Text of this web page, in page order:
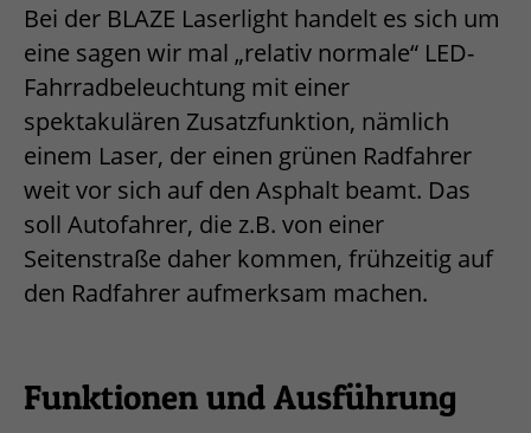
Bei der BLAZE Laserlight handelt es sich um
eine sagen wir mal „relativ normale“ LED-
Fahrradbeleuchtung mit einer
spektakulären Zusatzfunktion, nämlich
einem Laser, der einen grünen Radfahrer
weit vor sich auf den Asphalt beamt. Das
soll Autofahrer, die z.B. von einer
Seitenstraße daher kommen, frühzeitig auf
den Radfahrer aufmerksam machen.
Funktionen und Ausführung